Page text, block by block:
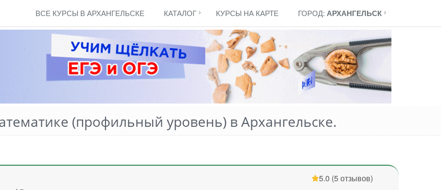
ВСЕ КУРСЫ В АРХАНГЕЛЬСКЕ КАТАЛОГ КУРСЫ НА КАРТЕ ГОРОД: АРХАНГЕЛЬСК
(профильный уровень) в Архангельске.
5.0 (5 отзывов)